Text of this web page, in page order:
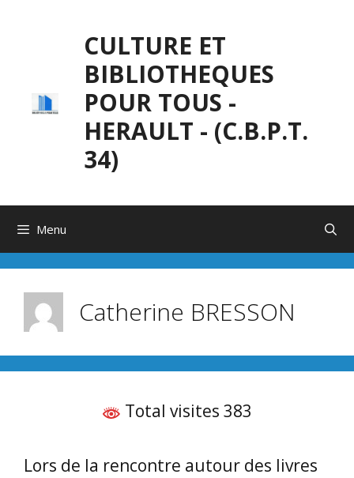
CULTURE ET
BIBLIOTHEQUES
POUR TOUS -
HERAULT - (C.B.P.T.
34)
Menu
Catherine BRESSON
Total visites 383
Lors de la rencontre autour des livres